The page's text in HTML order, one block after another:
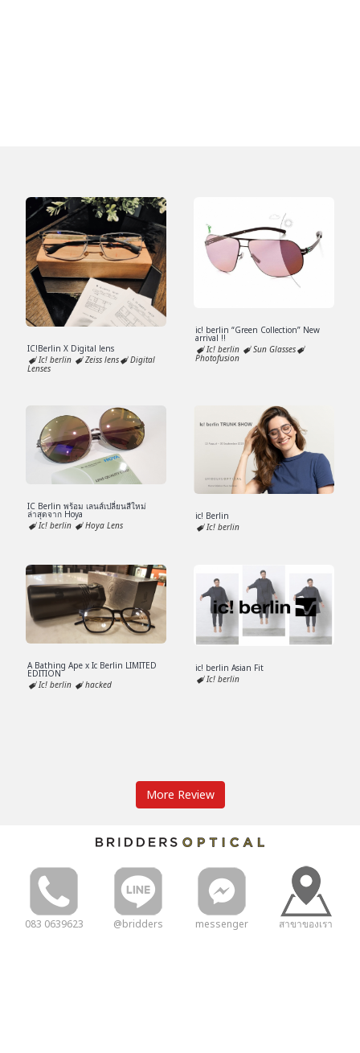
IC!Berlin X Digital lens
Ic! berlin
Zeiss lens Digital
Lenses
ic! berlin “Green Collection” New
arrival !!
Ic! berlin
Sun Glasses
Photofusion
IC Berlin พร้อม เลนส์เปลี่ยนสีใหม่
ล่าสุดจาก Hoya
Ic! berlin
Hoya Lens
ic! Berlin
Ic! berlin
A Bathing Ape x Ic Berlin LIMITED
EDITION
Ic! berlin
hacked
ic! berlin Asian Fit
Ic! berlin
More Review
083 0639623 @bridders messenger สาขาของเรา